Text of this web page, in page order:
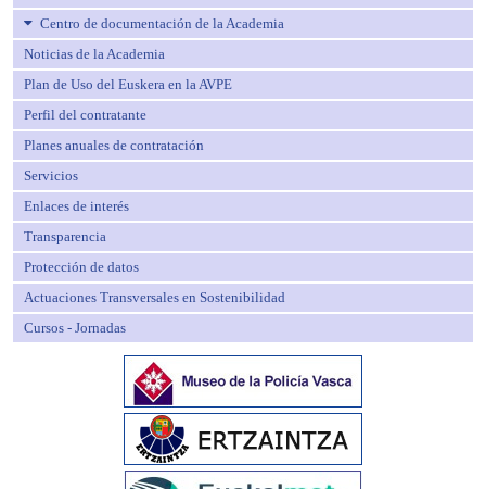
Centro de documentación de la Academia
Noticias de la Academia
Plan de Uso del Euskera en la AVPE
Perfil del contratante
Planes anuales de contratación
Servicios
Enlaces de interés
Transparencia
Protección de datos
Actuaciones Transversales en Sostenibilidad
Cursos - Jornadas